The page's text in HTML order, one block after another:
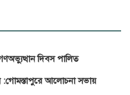
দিবস পালিত
আলোচনা সভায়